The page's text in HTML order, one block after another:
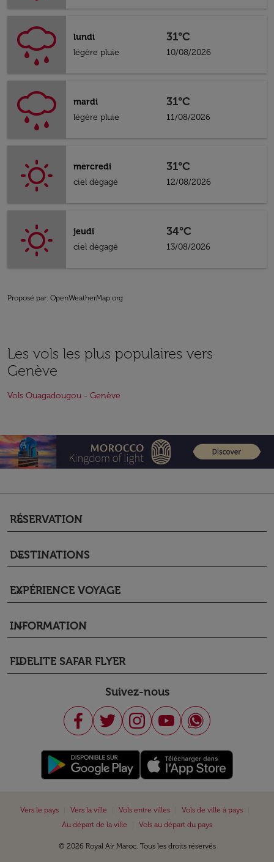
lundi
légère pluie
31°C
10/08/2026
mardi
légère pluie
31°C
11/08/2026
mercredi
ciel dégagé
31°C
12/08/2026
jeudi
ciel dégagé
34°C
13/08/2026
Proposé par: OpenWeatherMap.org
Les vols les plus populaires vers
Genève
Vols Ouagadougou - Genève
RÉSERVATION
keyboard_arrow_down
DESTINATIONS
keyboard_arrow_down
EXPÉRIENCE VOYAGE
keyboard_arrow_down
INFORMATION
keyboard_arrow_down
FIDELITE SAFAR FLYER
keyboard_arrow_down
Suivez-nous
Vers le pays Vers la ville Vols entre villes Vols de ville à pays
Au départ de la ville
Vols au départ du pays
© 2026 Royal Air Maroc. Tous les droits réservés